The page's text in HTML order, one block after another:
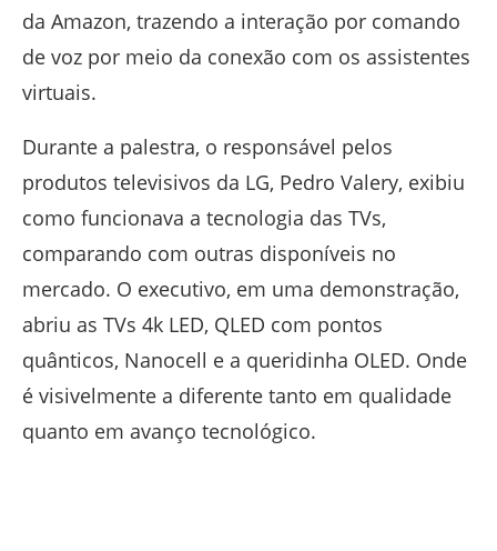
da Amazon, trazendo a interação por comando
de voz por meio da conexão com os assistentes
virtuais.
Durante a palestra, o responsável pelos
produtos televisivos da LG, Pedro Valery, exibiu
como funcionava a tecnologia das TVs,
comparando com outras disponíveis no
mercado. O executivo, em uma demonstração,
abriu as TVs 4k LED, QLED com pontos
quânticos, Nanocell e a queridinha OLED. Onde
é visivelmente a diferente tanto em qualidade
quanto em avanço tecnológico.